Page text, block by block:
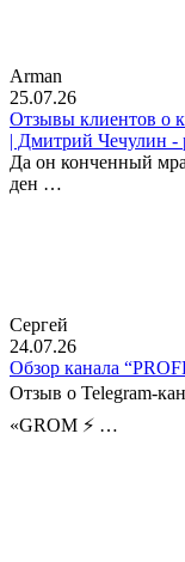
Arman
25.07.26
Отзывы клиентов о
| Дмитрий Чечулин -
Да он конченный
ден …
Сергей
24.07.26
Обзор канала
Отзыв о Telegram-
«GROM ⚡️ …